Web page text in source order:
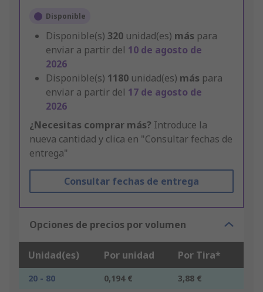
Disponible
Disponible(s) 320 unidad(es) más para
enviar a partir del 10 de agosto de
2026
Disponible(s) 1180 unidad(es) más para
enviar a partir del 17 de agosto de
2026
¿Necesitas comprar más? Introduce la
nueva cantidad y clica en "Consultar fechas de
entrega"
Consultar fechas de entrega
Opciones de precios por volumen
Unidad(es) Por unidad Por Tira*
20 - 80 0,194 €
3,88 €